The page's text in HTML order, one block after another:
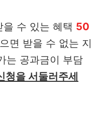
수 있는 혜택 50
면 받을 수 없는 지
는 공과금이 부담
청을 서둘러주세